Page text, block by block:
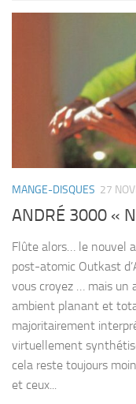
MANGE-DISQUES 27
ANDRÉ 3000 «
Flûte alors… le nouvel
post-atomic Outkast
vous croyez … mais un
ambient planant et
majoritairement
virtuellement
cela reste toujours
et ceux...